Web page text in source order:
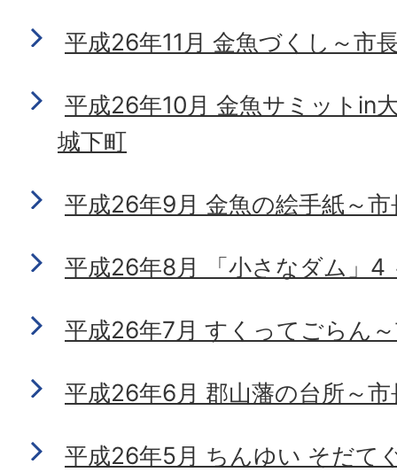
平成26年11月 金魚づくし～市
平成26年10月 金魚サミットin
城下町
平成26年9月 金魚の絵手紙～
平成26年8月 「小さなダム」4
平成26年7月 すくってごらん
平成26年6月 郡山藩の台所～
平成26年5月 ちんゆい そだて